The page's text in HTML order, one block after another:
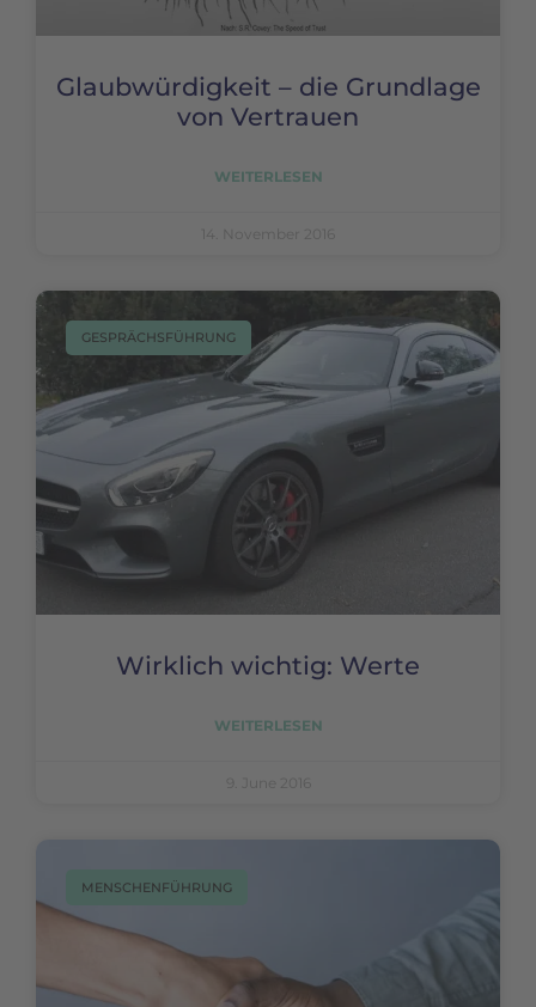
Glaubwürdigkeit – die Grundlage
von Vertrauen
WEITERLESEN
14. November 2016
GESPRÄCHSFÜHRUNG
Wirklich wichtig: Werte
WEITERLESEN
9. June 2016
MENSCHENFÜHRUNG